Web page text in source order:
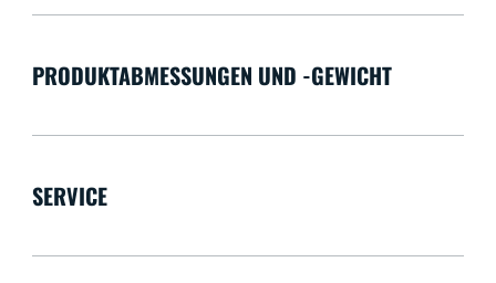
PRODUKTABMESSUNGEN UND -GEWICHT
SERVICE